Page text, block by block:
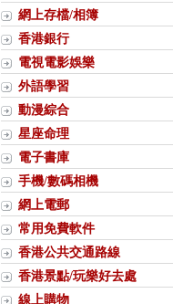
網上存檔/相簿
香港銀行
電視電影娛樂
外語學習
動漫綜合
星座命理
電子書庫
手機/數碼相機
網上電郵
常用免費軟件
香港公共交通路線
香港景點/玩樂好去處
線上購物